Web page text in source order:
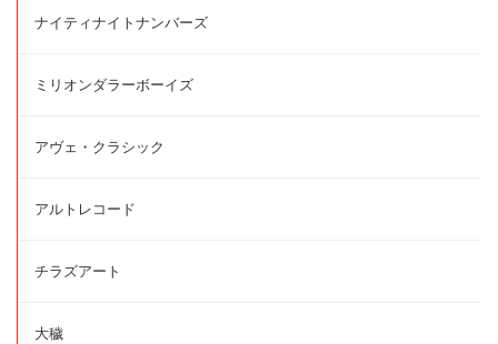
ナイティナイトナンバーズ
ミリオンダラーボーイズ
アヴェ・クラシック
アルトレコード
チラズアート
大穢